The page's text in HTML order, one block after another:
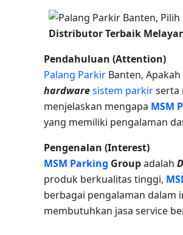
Distributor Terbaik
Pendahuluan (Attention)
Palang Parkir Banten,
hardwaresistem parkirserta
menjelaskan mengapa MSM
yang memiliki pengalaman
Pengenalan (Interest)
MSM Parking Groupadalah
produk berkualitas tinggi,
berbagai pengalaman dalam
membutuhkan jasa service